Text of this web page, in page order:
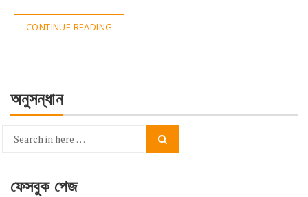
CONTINUE READING
অনুসন্ধান
Search
ফেসবুক পেজ